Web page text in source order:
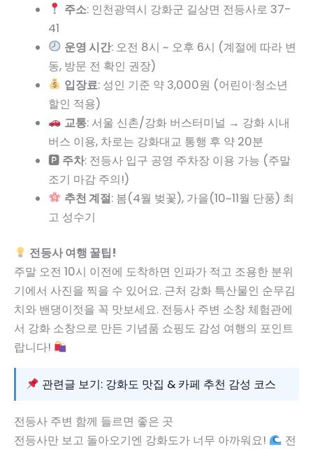
주소: 인천광역시 강화군 길상면 전등사로 37-
41
운영 시간: 오전 8시 ~ 오후 6시 (계절에 따라 변
동, 방문 전 확인 권장)
입장료: 성인 기준 약 3,000원 (어린이·청소년
할인 적용)
교통: 서울 신촌/강화 버스터미널 → 강화 시내
버스 이용, 차로는 강화대교 통행 후 약 20분
🅿 주차: 전등사 입구 공영 주차장 이용 가능 (주말
조기 마감 주의!)
추천 계절: 봄(4월 벚꽃), 가을(10~11월 단풍) 최
고 성수기
전등사 여행 꿀팁!
주말 오전 10시 이전에 도착하면 인파가 적고 조용한 분위
기에서 사진을 찍을 수 있어요. 근처 강화 특산물인 순무김
치와 밴댕이젓을 꼭 맛보세요. 전등사 주변 소창 체험관에
서 강화 소창으로 만든 기념품 쇼핑도 감성 여행의 포인트
랍니다!
관련글 보기: 강화도 맛집 & 카페 추천 감성 코스
전등사 주변 함께 들르면 좋은 곳
전등사만 보고 돌아오기엔 강화도가 너무 아까워요!
전